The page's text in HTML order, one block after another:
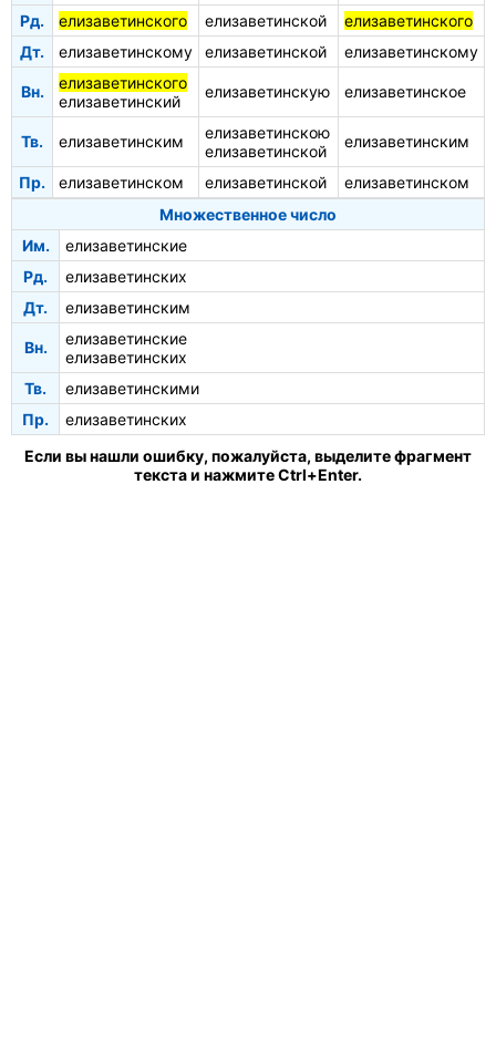
Рд.
елизаветинского елизаветинской
елизаветинского
Дт.
елизаветинскому елизаветинской елизаветинскому
Вн.
елизаветинского
елизаветинский
елизаветинскую елизаветинское
Тв. елизаветинским
елизаветинскою
елизаветинской
елизаветинским
Пр. елизаветинском елизаветинской
елизаветинском
Множественное число
Им.
елизаветинские
Рд.
елизаветинских
Дт.
елизаветинским
Вн.
елизаветинские
елизаветинских
Тв.
елизаветинскими
Пр.
елизаветинских
Если вы нашли ошибку, пожалуйста, выделите фрагмент
текста и нажмите Ctrl+Enter.